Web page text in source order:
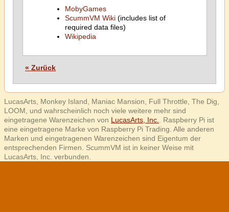
MobyGames
ScummVM Wiki(includes list of
required data files)
Wikipedia
« Zurück
LucasArts, Monkey Island, Maniac Mansion, Full Throttle, The Dig,
LOOM, und wahrscheinlich noch viele weitere mehr sind
eingetragene Warenzeichen von LucasArts, Inc.
. Raspberry Pi ist
eine eingetragene Marke von Raspberry Pi Trading. Alle anderen
Marken und eingetragenen Warenzeichen sind Eigentum der
entsprechenden Firmen. ScummVM ist in keiner Weise mit
LucasArts, Inc. verbunden.